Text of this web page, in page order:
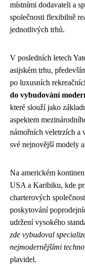
místními dodavateli a
společnosti flexibilně
jednotlivých trhů.
V posledních letech
asijském trhu,
po luxusních
do vybudování
které slouží jako
aspektem
námořních veletrzích a
své nejnovější modely
Na americkém
USA a Karibiku, kde
charterových
poskytování
udržení vysokého
zde vybudoval
nejmodernějšími
plavidel.